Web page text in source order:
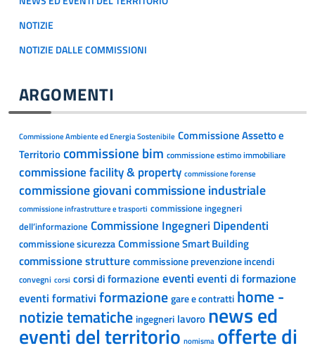
NOTIZIE
NOTIZIE DALLE COMMISSIONI
ARGOMENTI
Commissione Ambiente ed Energia Sostenibile Commissione Assetto e
Territoriocommissione bim commissione estimo immobiliare
commissione facility & property commissione forense
commissione giovanicommissione industriale
commissione infrastrutture e trasporti commissione ingegneri
dell’informazione Commissione Ingegneri Dipendenti
commissione sicurezzaCommissione Smart Building
commissione strutturecommissione prevenzione incendi
convegni corsi corsi di formazione eventi eventi di formazione
eventi formativi formazionegare e contratti home -
notizie tematiche ingegneri lavoro news ed
eventi del territorio nomisma offerte di